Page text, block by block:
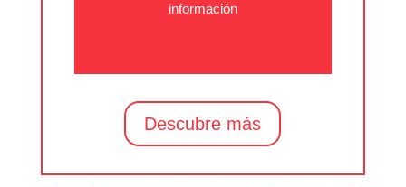
información
Descubre más